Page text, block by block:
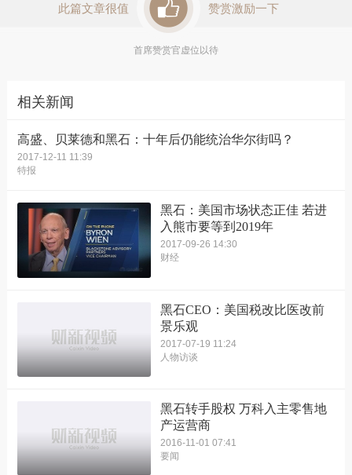
此篇文章很值 赞赏激励一下
首席赞赏官虚位以待
相关新闻
高盛、贝莱德和黑石：十年后仍能统治华尔街吗？
2017-12-11 11:39
特报
黑石：美国市场状态正佳 若进
入熊市要等到2019年
2017-09-26 14:30
财经
黑石CEO：美国税改比医改前
景乐观
2017-07-19 11:24
人物访谈
黑石转手股权 万科入主零售地
产运营商
2016-11-01 07:41
要闻